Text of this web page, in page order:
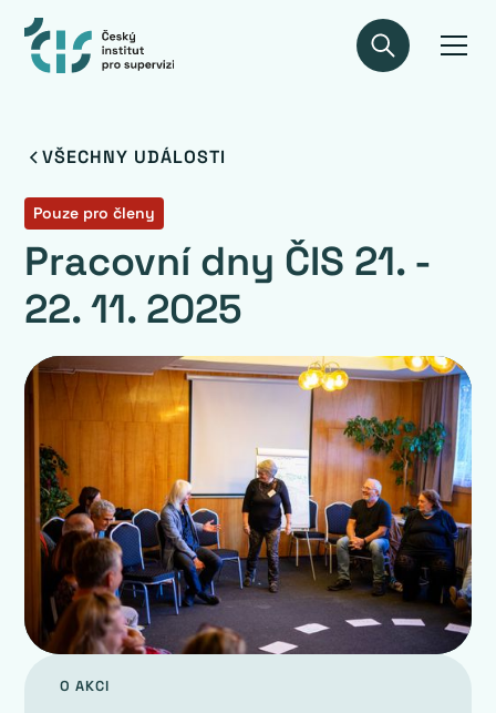
VŠECHNY UDÁLOSTI
Pouze pro členy
Pracovní dny ČIS 21. -
22. 11. 2025
O AKCI